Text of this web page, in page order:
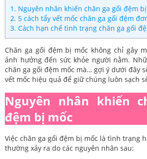
1. Nguyên nhân khiến chăn ga gối đệm
2. 5 cách tẩy vết mốc chăn ga gối đệm
3. Cách hạn chế tình trạng chăn ga gối
Chăn ga gối đệm bị mốc không chỉ gây
ảnh hưởng đến sức khỏe người nằm.
chăn ga gối đệm mốc mà… gợi ý dưới đây
vết mốc hiệu quả để giữ chúng luôn sạch
Nguyên nhân khiến
đệm bị mốc
Việc chăn ga gối đệm bị mốc là tình trạng
thường xảy ra do các nguyên nhân sau: